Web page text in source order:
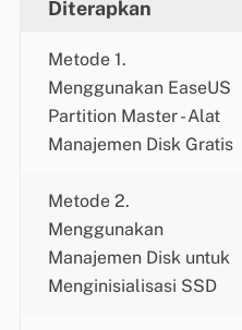
Diterapkan
Metode 1.
Menggunakan EaseUS
Partition Master - Alat
Manajemen Disk Gratis
Metode 2.
Menggunakan
Manajemen Disk untuk
Menginisialisasi SSD